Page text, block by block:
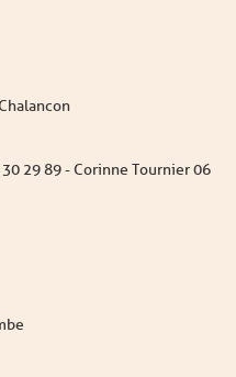
29 89 - Corinne Tournier 06